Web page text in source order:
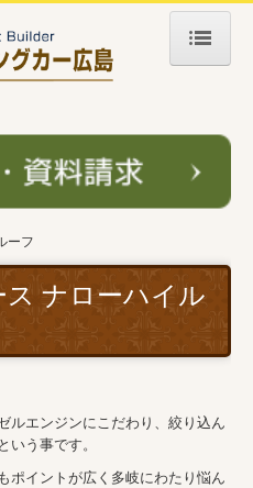
ーフ
ナローハイル
ルエンジンにこだわり、絞り込ん
いう事です。
ポイントが広く多岐にわたり悩ん